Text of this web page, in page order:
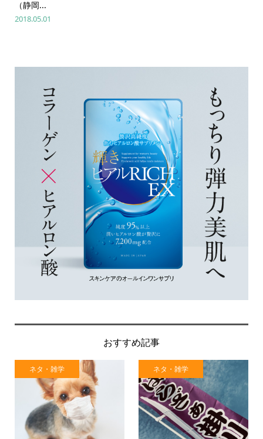
（静岡...
2018.05.01
おすすめ記事
ネタ・雑学 ネタ・雑学